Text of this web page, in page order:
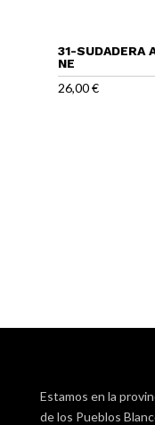
31-SUDADERA
NE
26,00€
Estamos en la
de los Pueblos